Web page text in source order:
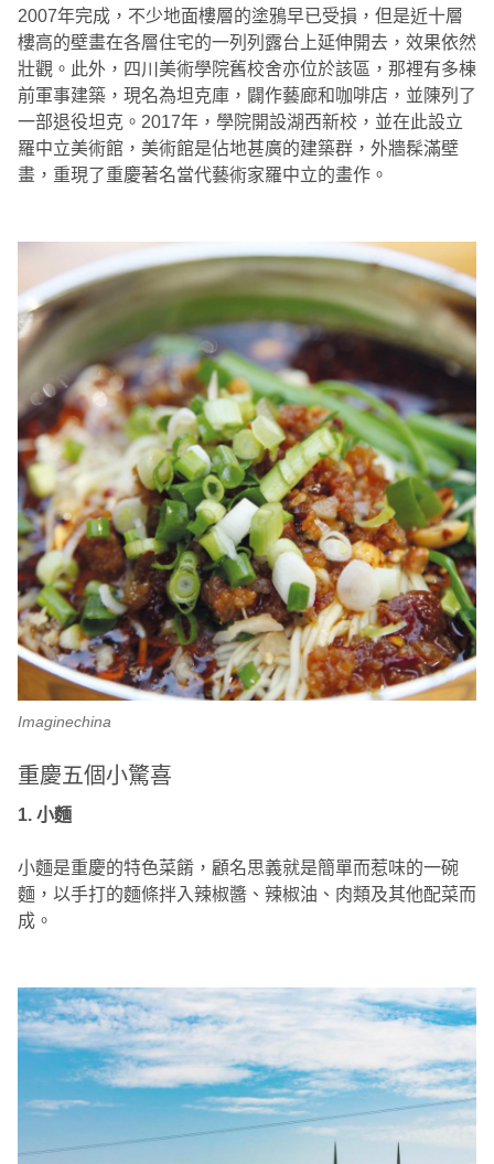
2007年完成，不少地面樓層的塗鴉早已受損，但是近十層
樓高的壁畫在各層住宅的一列列露台上延伸開去，效果依然
壯觀。此外，四川美術學院舊校舍亦位於該區，那裡有多棟
前軍事建築，現名為坦克庫，闢作藝廊和咖啡店，並陳列了
一部退役坦克。2017年，學院開設湖西新校，並在此設立
羅中立美術館，美術館是佔地甚廣的建築群，外牆髹滿壁
畫，重現了重慶著名當代藝術家羅中立的畫作。
Imaginechina
重慶五個小驚喜
1. 小麵
小麵是重慶的特色菜餚，顧名思義就是簡單而惹味的一碗
麵，以手打的麵條拌入辣椒醬、辣椒油、肉類及其他配菜而
成。